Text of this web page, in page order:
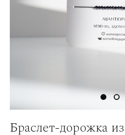
Браслет-дорожка